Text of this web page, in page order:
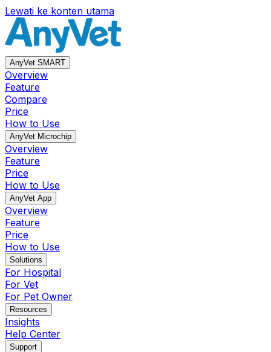
Lewati ke konten utama
AnyVet SMART
Overview
Feature
Compare
Price
How to Use
AnyVet Microchip
Overview
Feature
Price
How to Use
AnyVet App
Overview
Feature
Price
How to Use
Solutions
For Hospital
For Vet
For Pet Owner
Resources
Insights
Help Center
Support